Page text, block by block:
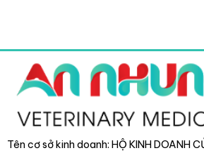
Tên cơ sở kinh doanh: HỘ KINH DOANH